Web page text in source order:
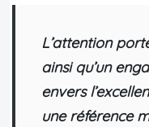
L’attention
ainsi qu’un
envers
une référence